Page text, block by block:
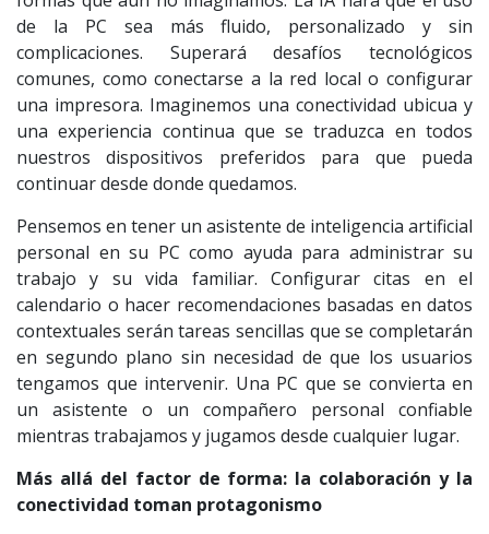
de la PC sea más fluido, personalizado y sin
complicaciones. Superará desafíos tecnológicos
comunes, como conectarse a la red local o configurar
una impresora. Imaginemos una conectividad ubicua y
una experiencia continua que se traduzca en todos
nuestros dispositivos preferidos para que pueda
continuar desde donde quedamos.
Pensemos en tener un asistente de inteligencia artificial
personal en su PC como ayuda para administrar su
trabajo y su vida familiar. Configurar citas en el
calendario o hacer recomendaciones basadas en datos
contextuales serán tareas sencillas que se completarán
en segundo plano sin necesidad de que los usuarios
tengamos que intervenir. Una PC que se convierta en
un asistente o un compañero personal confiable
mientras trabajamos y jugamos desde cualquier lugar.
Más allá del factor de forma: la colaboración y la
conectividad toman protagonismo